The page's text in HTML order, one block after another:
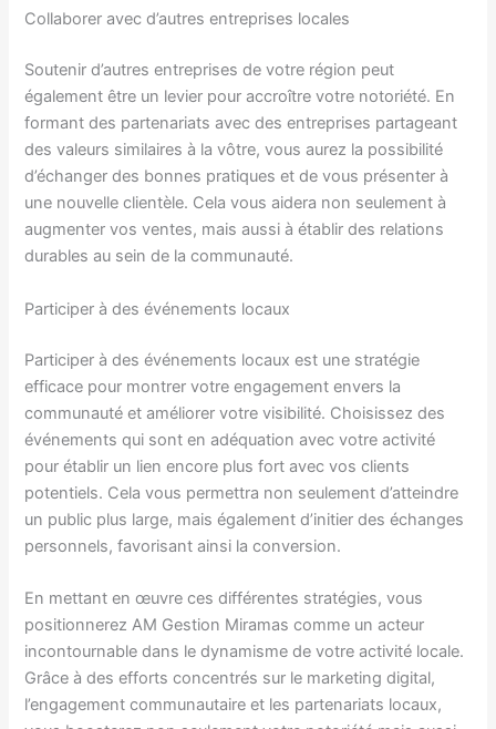
Collaborer avec d’autres entreprises locales
Soutenir d’autres entreprises de votre région peut
également être un levier pour accroître votre notoriété. En
formant des partenariats avec des entreprises partageant
des valeurs similaires à la vôtre, vous aurez la possibilité
d’échanger des bonnes pratiques et de vous présenter à
une nouvelle clientèle. Cela vous aidera non seulement à
augmenter vos ventes, mais aussi à établir des relations
durables au sein de la communauté.
Participer à des événements locaux
Participer à des événements locaux est une stratégie
efficace pour montrer votre engagement envers la
communauté et améliorer votre visibilité. Choisissez des
événements qui sont en adéquation avec votre activité
pour établir un lien encore plus fort avec vos clients
potentiels. Cela vous permettra non seulement d’atteindre
un public plus large, mais également d’initier des échanges
personnels, favorisant ainsi la conversion.
En mettant en œuvre ces différentes stratégies, vous
positionnerez AM Gestion Miramas comme un acteur
incontournable dans le dynamisme de votre activité locale.
Grâce à des efforts concentrés sur le marketing digital,
l’engagement communautaire et les partenariats locaux,